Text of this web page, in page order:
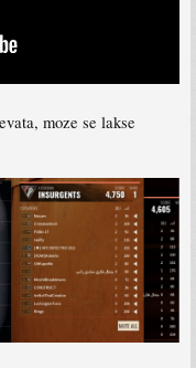
moze se lakse